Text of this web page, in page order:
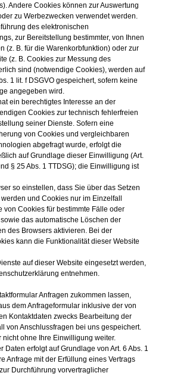
Andere Cookies können zur Auswertung
zu Werbezwecken verwendet werden.
des elektronischen
zur Bereitstellung bestimmter, von Ihnen
(z. B. für die Warenkorbfunktion) oder zur
(z. B. Cookies zur Messung des
sind (notwendige Cookies), werden auf
1 lit. f DSGVO gespeichert, sofern keine
angegeben wird.
ein berechtigtes Interesse an der
Cookies zur technisch fehlerfreien
seiner Dienste. Sofern eine
von Cookies und vergleichbaren
abgefragt wurde, erfolgt die
auf Grundlage dieser Einwilligung (Art.
§ 25 Abs. 1 TTDSG); die Einwilligung ist
so einstellen, dass Sie über das Setzen
und Cookies nur im Einzelfall
von Cookies für bestimmte Fälle oder
das automatische Löschen der
des Browsers aktivieren. Bei der
kann die Funktionalität dieser Website
auf dieser Website eingesetzt werden,
entnehmen.
Anfragen zukommen lassen,
dem Anfrageformular inklusive der von
Kontaktdaten zwecks Bearbeitung der
von Anschlussfragen bei uns gespeichert.
nicht ohne Ihre Einwilligung weiter.
Daten erfolgt auf Grundlage von Art. 6 Abs. 1
Anfrage mit der Erfüllung eines Vertrags
Durchführung vorvertraglicher